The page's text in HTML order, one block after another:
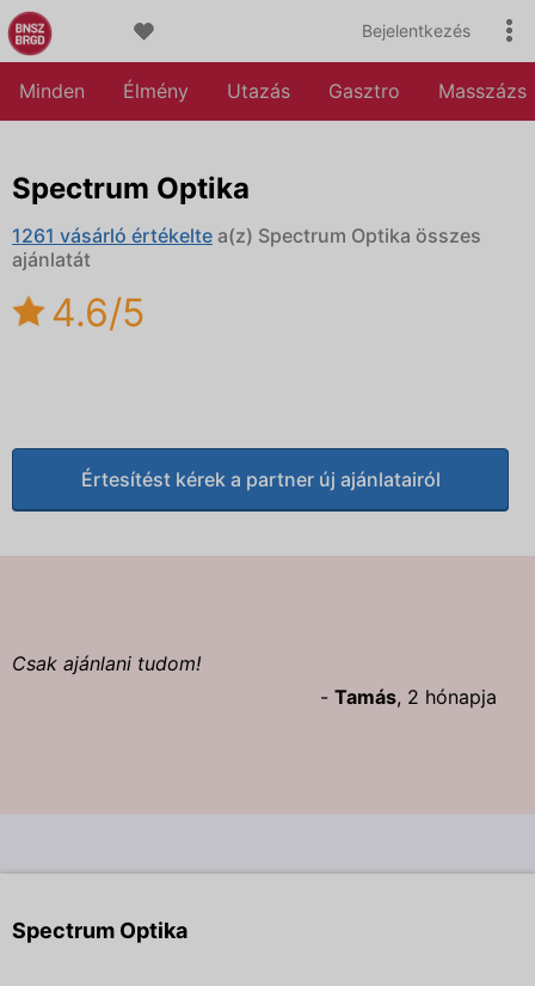
Bejelentkezés
Minden Élmény Utazás Gasztro Masszázs
Spectrum Optika
1261 vásárló értékelte a(z) Spectrum Optika összes
ajánlatát
4.6/5
Értesítést kérek a partner új ajánlatairól
Csak ajánlani tudom!
- Tamás, 2 hónapja
Spectrum Optika